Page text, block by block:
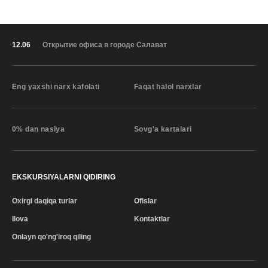
12.06 Открытие офиса в городе Салават
Eng yaxshi narx kafolati Faqat halol narxlar
0% dan nasiya Sovg'a kartalari
EKSKURSIYALARNI QIDIRING
Oxirgi daqiqa turlar
Ilova
Onlayn qo'ng'iroq qiling
Ofislar
Kontaktlar